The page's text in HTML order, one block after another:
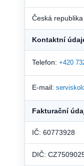
Česká republika
Kontaktní
Telefon: +420
E-mail:
Fakturační
IČ: 60773928
DIČ: